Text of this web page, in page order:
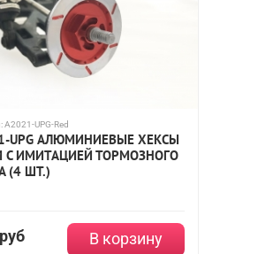
A2021-UPG-Red
UPG АЛЮМИНИЕВЫЕ ХЕКСЫ
С ИМИТАЦИЕЙ ТОРМОЗНОГО
(4 ШТ.)
руб В корзину